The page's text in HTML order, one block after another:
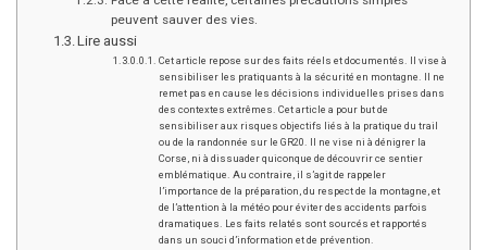
peuvent sauver des vies.
Lire aussi
Cet article repose sur des faits réels et documentés. Il vise à
sensibiliser les pratiquants à la sécurité en montagne. Il ne
remet pas en cause les décisions individuelles prises dans
des contextes extrêmes. Cet article a pour but de
sensibiliser aux risques objectifs liés à la pratique du trail
ou de la randonnée sur le GR20. Il ne vise ni à dénigrer la
Corse, ni à dissuader quiconque de découvrir ce sentier
emblématique. Au contraire, il s’agit de rappeler
l’importance de la préparation, du respect de la montagne, et
de l’attention à la météo pour éviter des accidents parfois
dramatiques. Les faits relatés sont sourcés et rapportés
dans un souci d’information et de prévention.